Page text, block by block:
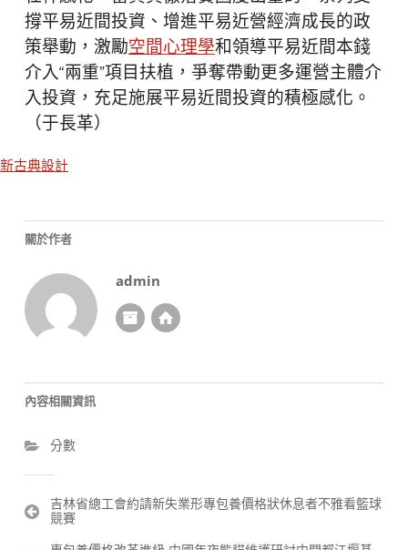
撐平易近間投資、增進平易近營經濟成長的政
策舉動，激勵空間心理學和領導平易近間本錢
介入“兩重”項目扶植，爭奪帶動更多運營主體介
入投資，充足施展平易近間投資的積極感化。
（于長革）
新古典設計
關於作者
admin
內容相關資訊
分數
文
章
吉林省總工會約請新失業形專包養價格狀休息者不雅看籃球
競賽